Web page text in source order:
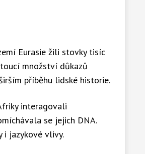
Eurasie žili stovky tisíc
množství důkazů
příběhu lidské historie.
interagovali
se jejich DNA.
i jazykové vlivy.